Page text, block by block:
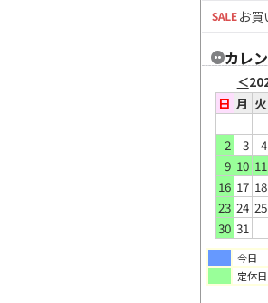
お買
カレ
＜
日 月 火
2
3 4
9 10 11
16 17 18
23 24 25
30 31
今日
定休日